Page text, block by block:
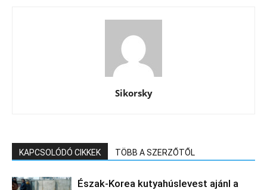
Sikorsky
KAPCSOLÓDÓ CIKKEK TÖBB A SZERZŐTŐL
Észak‑Korea kutyahúslevest ajánl a